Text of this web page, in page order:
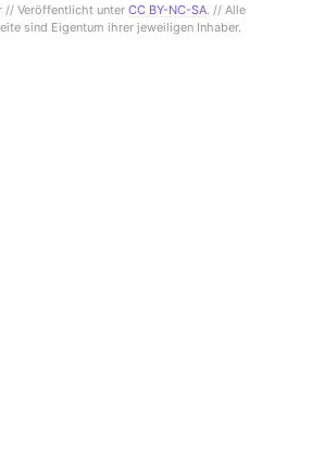
// Veröffentlicht unter CC BY-NC-SA. // Alle
sind Eigentum ihrer jeweiligen Inhaber.